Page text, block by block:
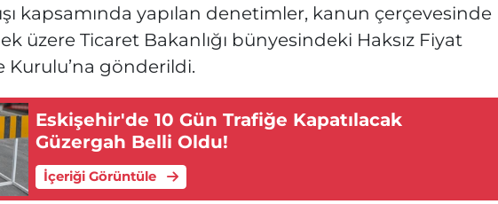
kapsamında yapılan denetimler, kanun çerçevesinde
üzere Ticaret Bakanlığı bünyesindeki Haksız Fiyat
gönderildi.
Eskişehir'de 10 Gün Trafiğe Kapatılacak
Güzergah Belli Oldu!
İçeriği Görüntüle